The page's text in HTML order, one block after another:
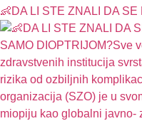
👶DA LI STE ZNALI DA